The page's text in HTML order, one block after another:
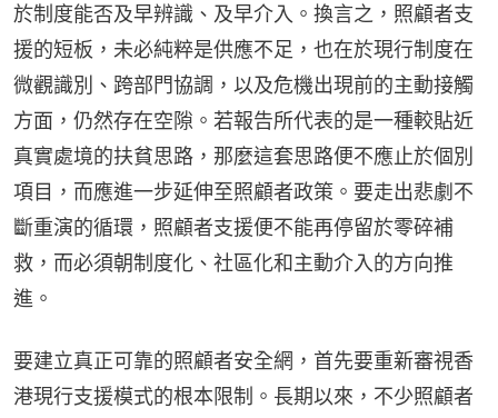
於制度能否及早辨識、及早介入。換言之，照顧者支
援的短板，未必純粹是供應不足，也在於現行制度在
微觀識別、跨部門協調，以及危機出現前的主動接觸
方面，仍然存在空隙。若報告所代表的是一種較貼近
真實處境的扶貧思路，那麼這套思路便不應止於個別
項目，而應進一步延伸至照顧者政策。要走出悲劇不
斷重演的循環，照顧者支援便不能再停留於零碎補
救，而必須朝制度化、社區化和主動介入的方向推
進。
要建立真正可靠的照顧者安全網，首先要重新審視香
港現行支援模式的根本限制。長期以來，不少照顧者